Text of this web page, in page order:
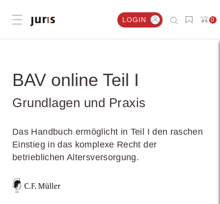
Menü öffnen LOGIN 0
BAV online Teil I
Grundlagen und Praxis
Das Handbuch ermöglicht in Teil I den raschen
Einstieg in das komplexe Recht der
betrieblichen Altersversorgung.